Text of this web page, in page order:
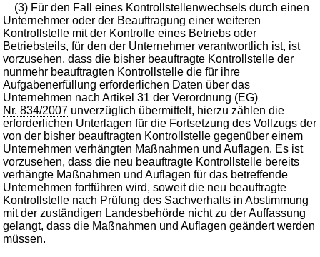
(3) Für den Fall eines Kontrollstellenwechsels durch einen
Unternehmer oder der Beauftragung einer weiteren
Kontrollstelle mit der Kontrolle eines Betriebs oder
Betriebsteils, für den der Unternehmer verantwortlich ist, ist
vorzusehen, dass die bisher beauftragte Kontrollstelle der
nunmehr beauftragten Kontrollstelle die für ihre
Aufgabenerfüllung erforderlichen Daten über das
Unternehmen nach Artikel 31 derVerordnung (EG)
Nr. 834/2007 unverzüglich übermittelt, hierzu zählen die
erforderlichen Unterlagen für die Fortsetzung des Vollzugs der
von der bisher beauftragten Kontrollstelle gegenüber einem
Unternehmen verhängten Maßnahmen und Auflagen. Es ist
vorzusehen, dass die neu beauftragte Kontrollstelle bereits
verhängte Maßnahmen und Auflagen für das betreffende
Unternehmen fortführen wird, soweit die neu beauftragte
Kontrollstelle nach Prüfung des Sachverhalts in Abstimmung
mit der zuständigen Landesbehörde nicht zu der Auffassung
gelangt, dass die Maßnahmen und Auflagen geändert werden
müssen.